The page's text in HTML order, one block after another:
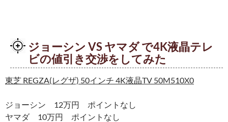
ジョーシン VS ヤマダ で4K液晶テレ
ビの値引き交渉をしてみた
東芝 REGZA(レグザ) 50インチ 4K液晶TV 50M510X0
ジョーシン 12万円 ポイントなし
ヤマダ 10万円 ポイントなし